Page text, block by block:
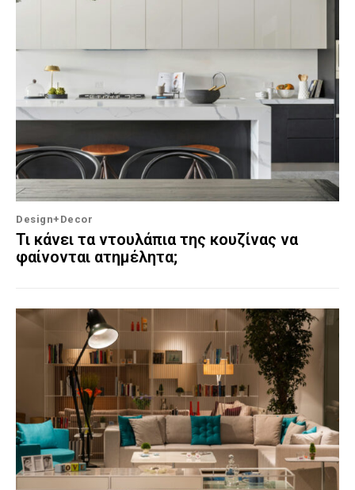
Design+Decor
Τι κάνει τα ντουλάπια της κουζίνας να
φαίνονται ατημέλητα;